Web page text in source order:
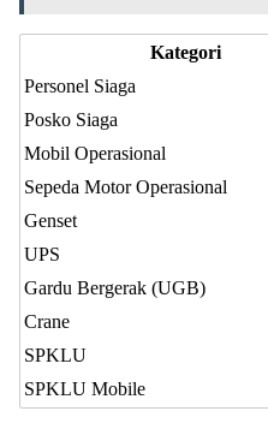
Kategori
Personel Siaga
Posko Siaga
Mobil Operasional
Sepeda Motor Operasional
Genset
UPS
Gardu Bergerak (UGB)
Crane
SPKLU
SPKLU Mobile